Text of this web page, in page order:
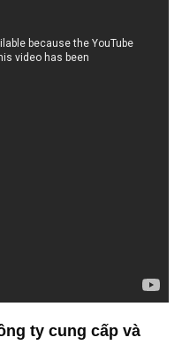
ty cung cấp và